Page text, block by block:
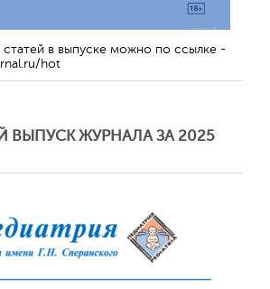
статей в выпуске можно по ссылке -
hot
ВЫПУСК ЖУРНАЛА ЗА 2025